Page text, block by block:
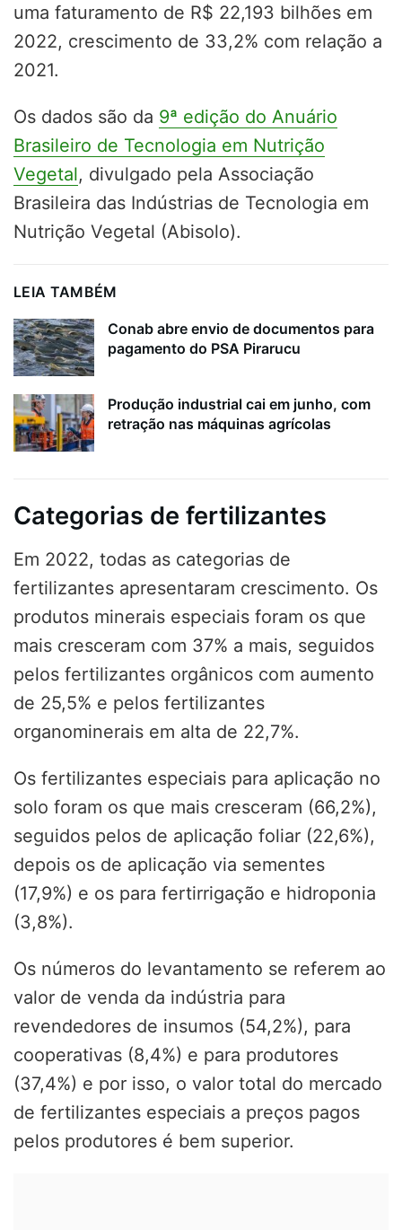
uma faturamento de R$ 22,193 bilhões em
2022, crescimento de 33,2% com relação a
2021.
Os dados são da 9ª edição do Anuário
Brasileiro de Tecnologia em Nutrição
Vegetal, divulgado pela Associação
Brasileira das Indústrias de Tecnologia em
Nutrição Vegetal (Abisolo).
LEIA TAMBÉM
Conab abre envio de documentos para
pagamento do PSA Pirarucu
Produção industrial cai em junho, com
retração nas máquinas agrícolas
Categorias de fertilizantes
Em 2022, todas as categorias de
fertilizantes apresentaram crescimento. Os
produtos minerais especiais foram os que
mais cresceram com 37% a mais, seguidos
pelos fertilizantes orgânicos com aumento
de 25,5% e pelos fertilizantes
organominerais em alta de 22,7%.
Os fertilizantes especiais para aplicação no
solo foram os que mais cresceram (66,2%),
seguidos pelos de aplicação foliar (22,6%),
depois os de aplicação via sementes
(17,9%) e os para fertirrigação e hidroponia
(3,8%).
Os números do levantamento se referem ao
valor de venda da indústria para
revendedores de insumos (54,2%), para
cooperativas (8,4%) e para produtores
(37,4%) e por isso, o valor total do mercado
de fertilizantes especiais a preços pagos
pelos produtores é bem superior.